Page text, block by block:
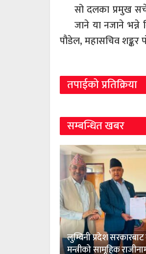
सो दलका प्रमुख
जाने या नजाने भन्ने
पौडेल, महासचिव
तपाईको प्रतिक्रिया
सम्बन्धित खबर
लुम्बिनी प्रदेश सरकारबाट
मन्त्रीको सामूहिक